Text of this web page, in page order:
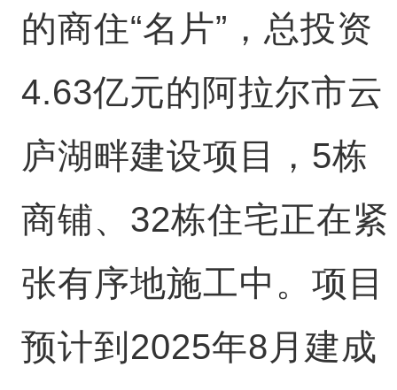
的商住“名片”，总投资
4.63亿元的阿拉尔市云
庐湖畔建设项目，5栋
商铺、32栋住宅正在紧
张有序地施工中。项目
预计到2025年8月建成